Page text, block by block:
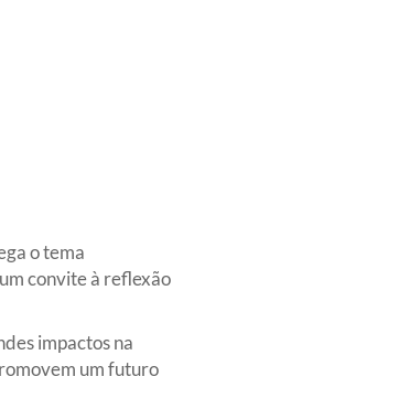
o tema
convite à reflexão
impactos na
um futuro